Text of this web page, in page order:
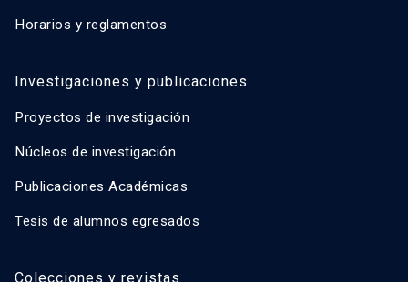
Horarios y reglamentos
Investigaciones y publicaciones
Proyectos de investigación
Núcleos de investigación
Publicaciones Académicas
Tesis de alumnos egresados
Colecciones y revistas